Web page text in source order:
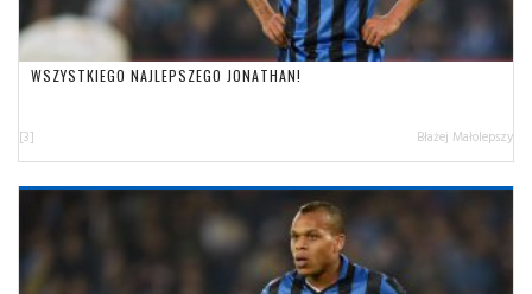
WSZYSTKIEGO NAJLEPSZEGO JONATHAN!
[3] Błażej Małolepszy